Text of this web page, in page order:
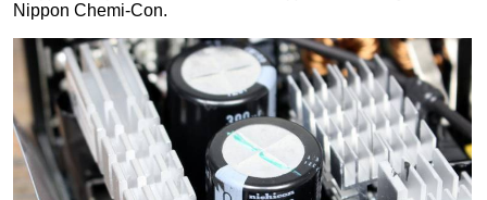
Nippon Chemi-Con.